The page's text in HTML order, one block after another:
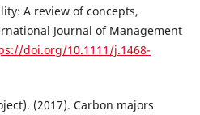
A review of concepts,
Journal of Management
doi.org/10.1111/j.1468-
(2017). Carbon majors